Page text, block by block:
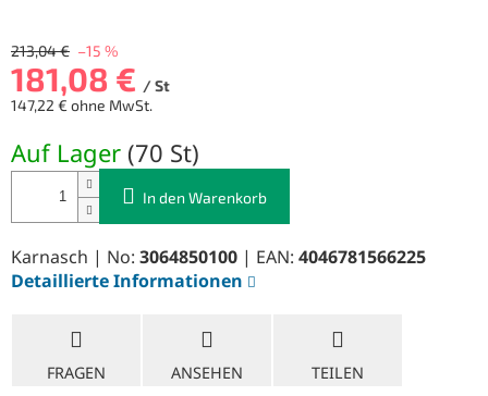
213,04 € –15 %
181,08 € / St
147,22 € ohne MwSt.
Auf Lager (70 St)
In den Warenkorb
Karnasch | No: 3064850100 | EAN: 4046781566225
Detaillierte Informationen
FRAGEN ANSEHEN TEILEN